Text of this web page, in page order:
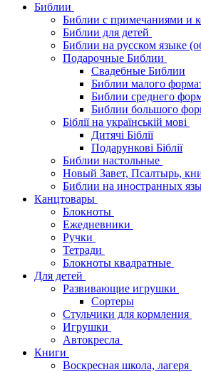
Библии
Библии с примечаниями и
Библии для детей
Библии на русском языке
Подарочные Библии
Свадебные Библии
Библии малого
Библии среднего
Библии большого
Біблії на українській мові
Дитячі Біблії
Подарункові Біблії
Библии настольные
Новый Завет, Псалтырь,
Библии на иностранных
Канцтовары
Блокноты
Ежедневники
Ручки
Тетради
Блокноты квадратные
Для детей
Развивающие игрушки
Сортеры
Стульчики для кормления
Игрушки
Автокресла
Книги
Воскресная школа, лагеря